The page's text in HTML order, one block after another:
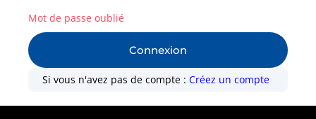
Connexion
Mot de passe oublié
Si vous n'avez pas de compte :Créez un compte